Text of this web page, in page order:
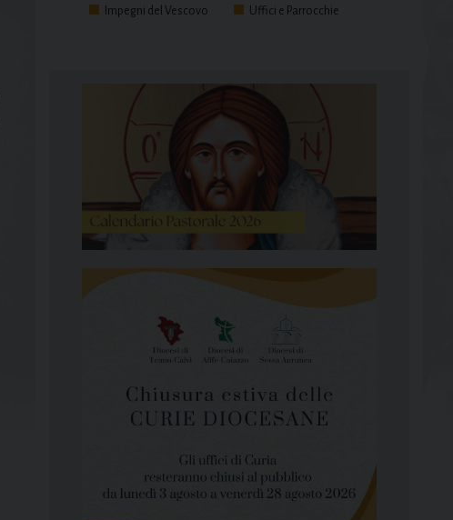
Impegni del Vescovo Uffici e Parrocchie